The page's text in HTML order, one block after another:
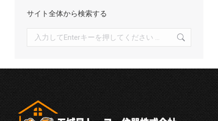
サイト全体から検索する